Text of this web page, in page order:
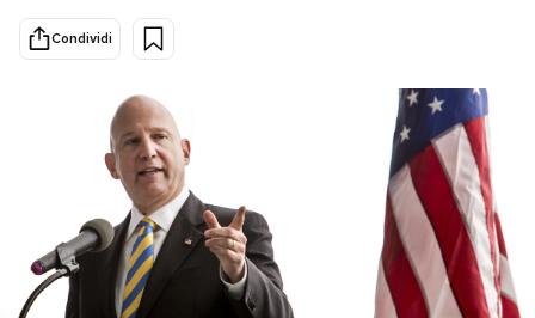
Cultura
Economia
Mondiali calcio 2026
PODCAST
NEWSLETTER
Condividi